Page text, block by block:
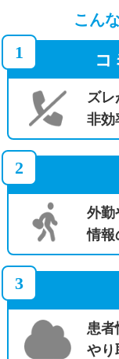
こん
1 コ
ズ
非効
2
外勤
情報
3
患者
やり